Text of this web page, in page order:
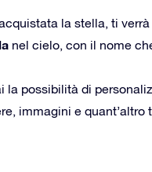
la stella, ti
nel cielo, con il nome
la possibilità di
immagini e quant’altro